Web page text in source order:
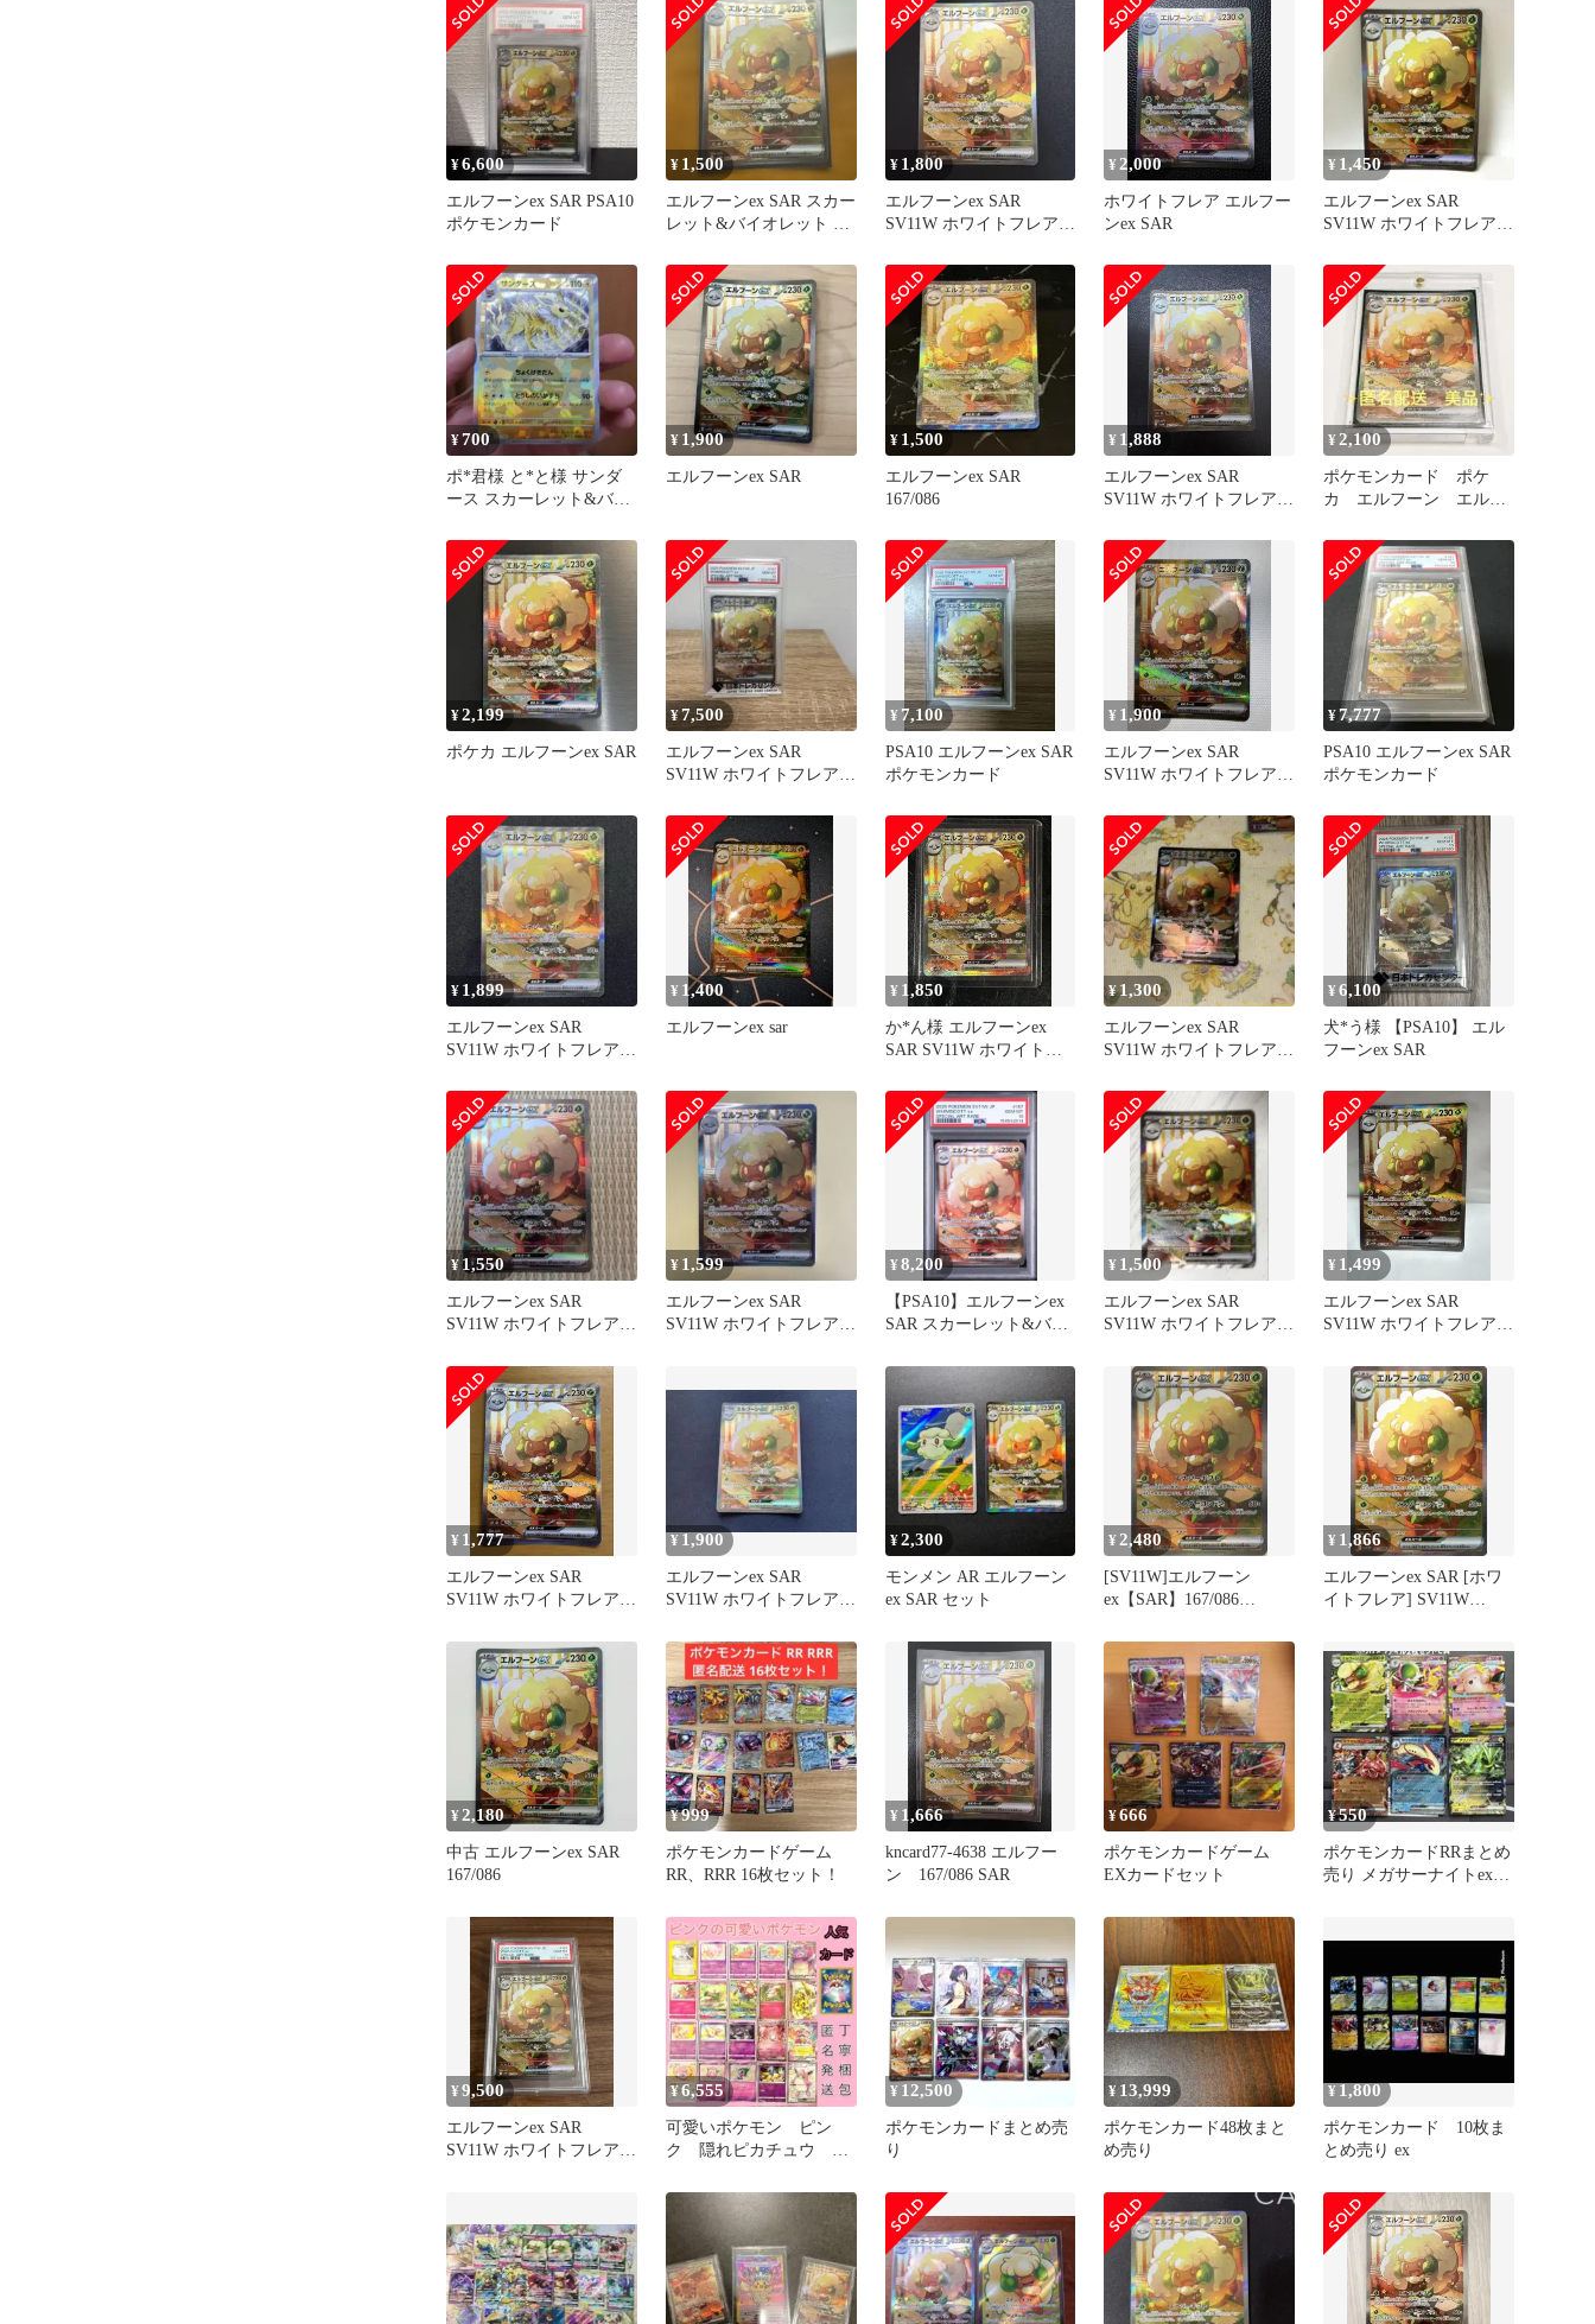
¥6,600
エルフーンex SAR PSA10
ポケモンカード
¥ 1,500
エルフーンex SAR スカー
レット&バイオレット 拡
ア…
¥ 1,800
エルフーンex SAR
SV11W ホワイトフレア
¥ 2,000
ホワイトフレア エルフー
ンex SAR
¥ 1,450
エルフーンex SAR
SV11W ホワイトフレア
¥700
ポ*君様 と*と様 サンダ
ース スカーレット&バイ
ク テ
¥ 1,900
エルフーンex SAR
¥ 1,500
エルフーンex SAR
167/086
¥ 1,888
エルフーンex SAR
SV11W ホワイトフレア
¥2,100
ポケモンカード ポケ
カ エルフーン エルフ
ア
¥2,199
ポケカ エルフーンex SAR
¥7,500
エルフーンex SAR
SV11W ホワイトフレア
¥ 7,100
PSA10 エルフーンex SAR
ポケモンカード
¥ 1,900
エルフーンex SAR
SV11W ホワイトフレア
¥7,777
PSA10 エルフーンex SAR
ポケモンカード
¥ 1,899
エルフーンex SAR
SV11W ホワイトフレア
¥ 1,400
エルフーンex sar
¥ 1,850
か*ん様 エルフーンex
SAR SV11W ホワイトフ
¥1,300
エルフーンex SAR
SV11W ホワイトフレア
¥6,100
犬*う様 【PSA10】 エル
フーンex SAR
¥1,550
エルフーンex SAR
SV11W ホワイトフレア
¥ 1,599
エルフーンex SAR
SV11W ホワイトフレア
¥8,200
【PSA10】エルフーンex
SAR スカーレット&バイ
¥ 1,500
エルフーンex SAR
SV11W ホワイトフレア
¥ 1,499
エルフーンex SAR
SV11W ホワイトフレア
¥ 1,777
エルフーンex SAR
SV11W ホワイトフレア
¥ 1,900
エルフーンex SAR
SV11W ホワイトフレア
¥2,300
モンメン AR エルフーン
ex SAR セット
¥2,480
[SV11W]エルフーン
ex【SAR】167/086
¥ 1,866
エルフーンex SAR [ホワ
イトフレア] SV11W
¥2,180
中古 エルフーンex SAR
167/086
¥999
ポケモンカードゲーム
RR、RRR 16枚セット！
¥ 1,666
kncard77-4638 エルフー
ン 167/086 SAR
¥666
ポケモンカードゲーム
EXカードセット
¥550
ポケモンカードRRまとめ
売り メガサーナイトex
¥9,500
エルフーンex SAR
SV11W ホワイトフレア
¥6,555
可愛いポケモン ピン
ク 隠れピカチュウ ま
ウツー
¥ 12,500
ポケモンカードまとめ売
り
¥13,999
ポケモンカード48枚まと
め売り
¥ 1,800
ポケモンカード 10枚ま
とめ売り ex